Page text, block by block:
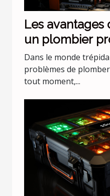
Les
un plombier
pour les
Dans le monde
problèmes de
tout moment,...